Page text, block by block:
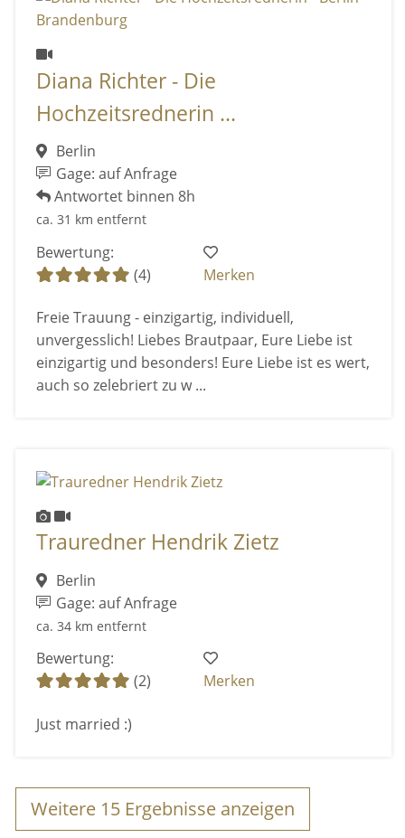
Diana Richter - Die
Hochzeitsrednerin ...
Berlin
Gage: auf Anfrage
Antwortet binnen 8h
ca. 31 km entfernt
Bewertung:
(4)
Merken
Freie Trauung - einzigartig, individuell,
unvergesslich! Liebes Brautpaar, Eure Liebe ist
einzigartig und besonders! Eure Liebe ist es wert,
auch so zelebriert zu w ...
Trauredner Hendrik Zietz
Berlin
Gage: auf Anfrage
ca. 34 km entfernt
Bewertung:
(2)
Merken
Just married :)
Weitere 15 Ergebnisse anzeigen